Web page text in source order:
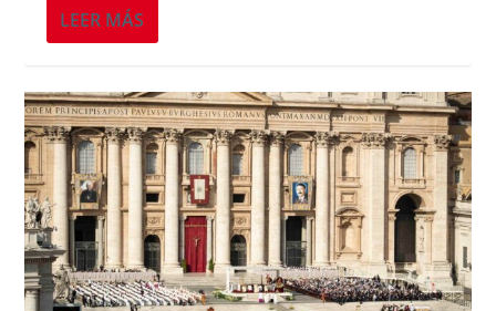
LEER MÁS